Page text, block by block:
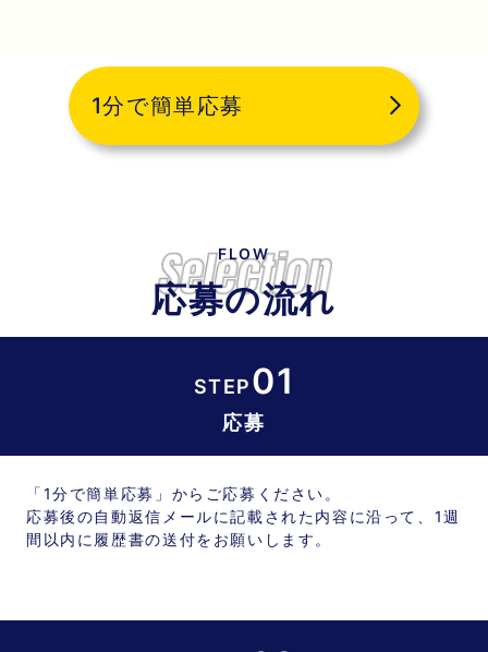
1分で簡単応募
FLOW
応募の流れ
STEP01
応募
「1分で簡単応募」からご応募ください。
応募後の自動返信メールに記載された内容に沿って、1週
間以内に履歴書の送付をお願いします。